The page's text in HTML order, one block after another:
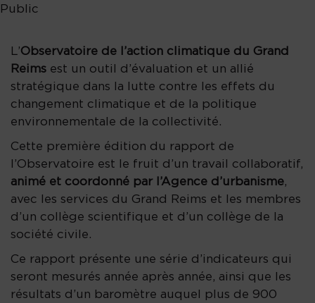
Public
L’Observatoire de l’action climatique du Grand
Reims est un outil d’évaluation et un allié
stratégique dans la lutte contre les effets du
changement climatique et de la politique
environnementale de la collectivité.
Cette première édition du rapport de
l’Observatoire est le fruit d’un travail collaboratif,
animé et coordonné par l’Agence d’urbanisme
avec les services du Grand Reims et les membres
d’un collège scientifique et d’un collège de la
société civile.
Ce rapport présente une série d’indicateurs qui
seront mesurés année après année, ainsi que les
résultats d’un baromètre auquel plus de 900